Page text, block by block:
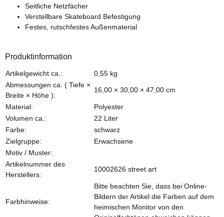
Seitliche Netzfächer
Verstellbare Skateboard Befestigung
Festes, rutschfestes Außenmaterial
Produktinformation
Produkteigenschaft
Wert
Artikelgewicht ca.: 0,55 kg
Abmessungen ca. ( Tiefe ×
Breite × Höhe ):
16,00 × 30,00 × 47,00 cm
Material:
Polyester
Volumen ca.:
22 Liter
Farbe:
schwarz
Zielgruppe:
Erwachsene
Motiv / Muster:
Artikelnummer des
Herstellers:
10002626 street art
Farbhinweise:
Bitte beachten Sie, dass bei Online-
Bildern der Artikel die Farben auf dem
heimischen Monitor von den